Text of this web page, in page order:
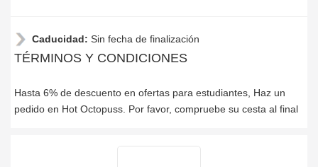
Caducidad: Sin fecha de finalización
TÉRMINOS Y CONDICIONES
Hasta 6% de descuento en ofertas para estudiantes, Haz un
pedido en Hot Octopuss. Por favor, compruebe su cesta al final